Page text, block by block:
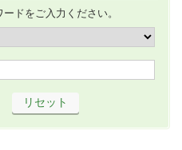
ドをご入力ください。